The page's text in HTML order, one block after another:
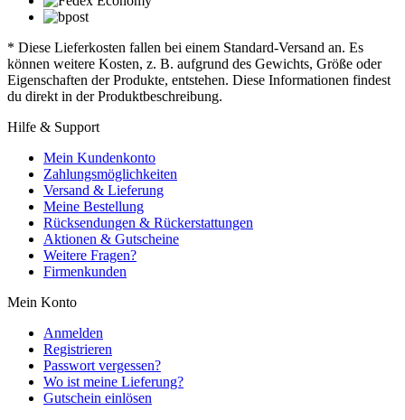
* Diese Lieferkosten fallen bei einem Standard-Versand an. Es
können weitere Kosten, z. B. aufgrund des Gewichts, Größe oder
Eigenschaften der Produkte, entstehen. Diese Informationen findest
du direkt in der Produktbeschreibung.
Hilfe & Support
Mein Kundenkonto
Zahlungsmöglichkeiten
Versand & Lieferung
Meine Bestellung
Rücksendungen & Rückerstattungen
Aktionen & Gutscheine
Weitere Fragen?
Firmenkunden
Mein Konto
Anmelden
Registrieren
Passwort vergessen?
Wo ist meine Lieferung?
Gutschein einlösen